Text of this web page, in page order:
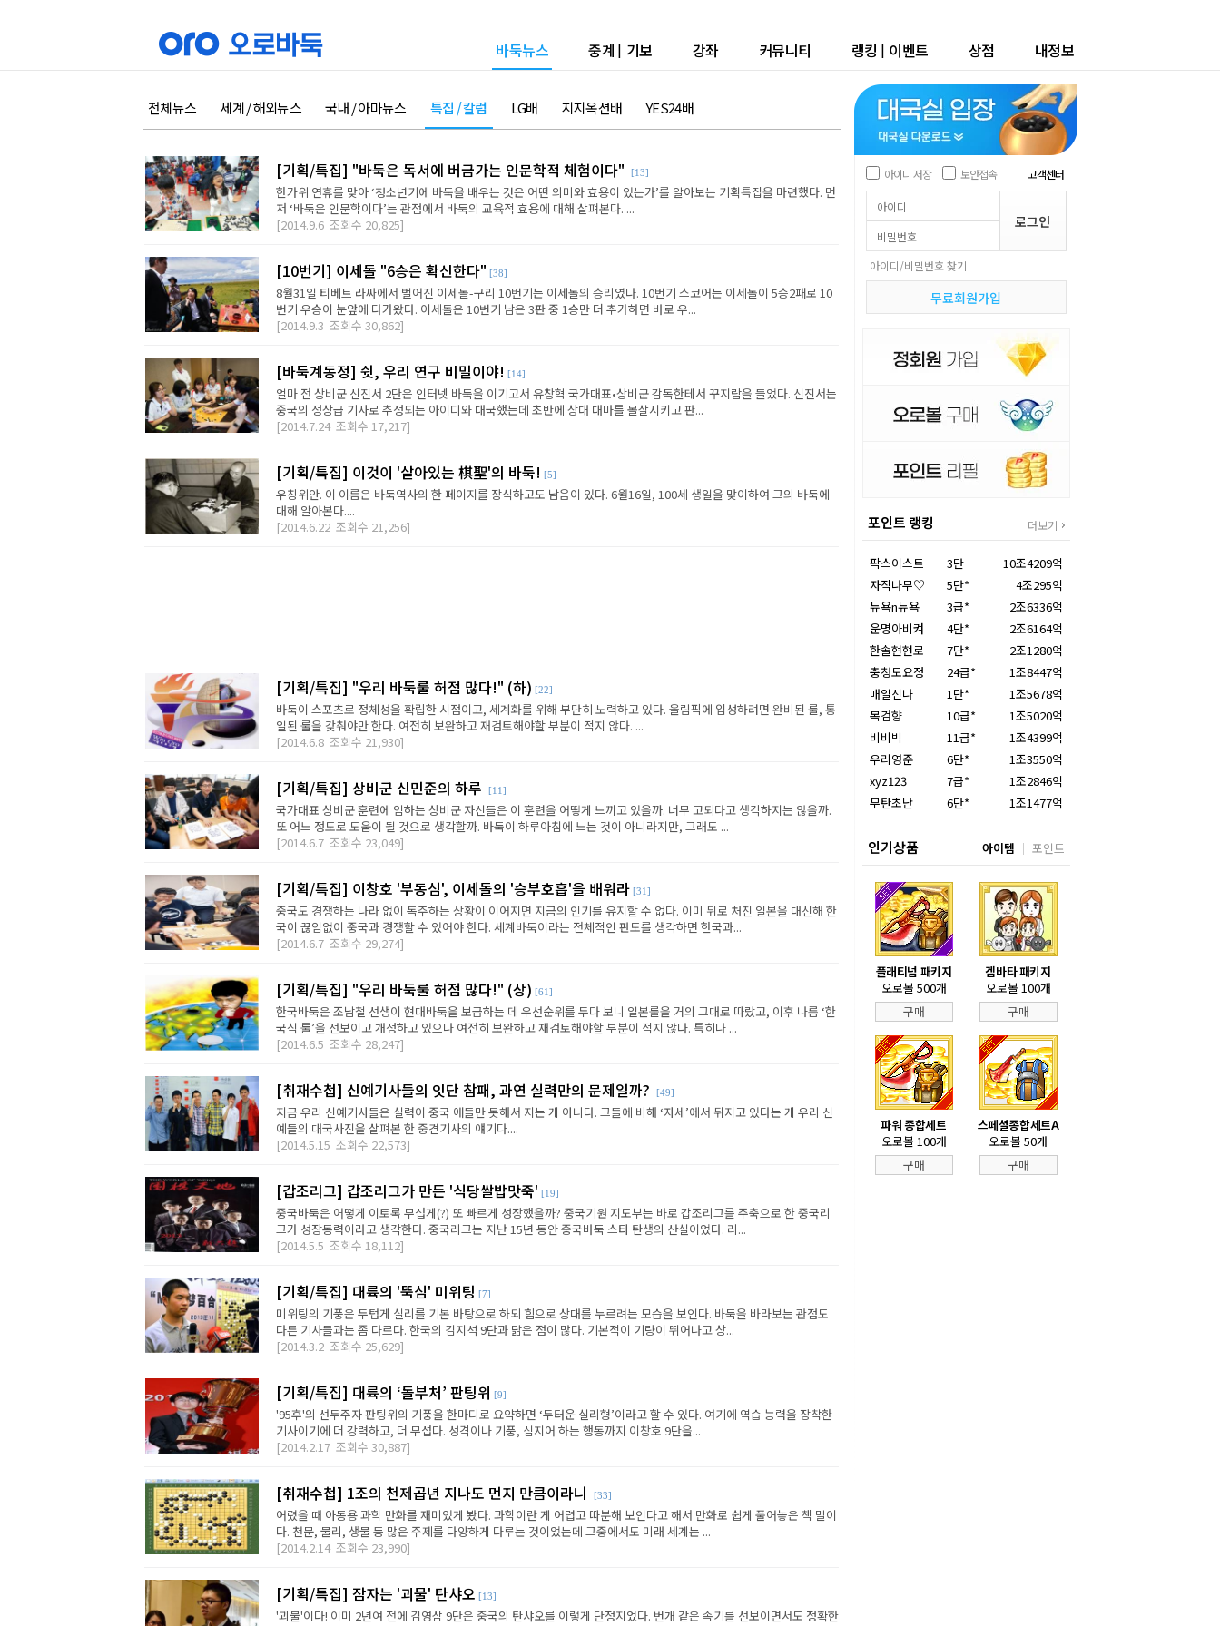
바둑뉴스 중계 | 기보 강좌 커뮤니티 랭킹 | 이벤트 상점 내정보
전체뉴스 세계 / 해외뉴스 국내 / 아마뉴스 특집 / 칼럼 LG배 지지옥션배 YES24배
[기획/특집] "바둑은 독서에 버금가는 인문학적 체험이다" [13]
한가위 연휴를 맞아 ‘청소년기에 바둑을 배우는 것은 어떤 의미와 효용이 있는가’를 알아보는 기획특집을 마련했다. 먼
저 ‘바둑은 인문학이다’는 관점에서 바둑의 교육적 효용에 대해 살펴본다. ...
[2014.9.6 조회수 20,825]
[10번기] 이세돌 "6승은 확신한다" [38]
8월31일 티베트 라싸에서 벌어진 이세돌-구리 10번기는 이세돌의 승리였다. 10번기 스코어는 이세돌이 5승2패로 10
번기 우승이 눈앞에 다가왔다. 이세돌은 10번기 남은 3판 중 1승만 더 추가하면 바로 우...
[2014.9.3 조회수 30,862]
[바둑계동정] 쉿, 우리 연구 비밀이야! [14]
얼마 전 상비군 신진서 2단은 인터넷 바둑을 이기고서 유창혁 국가대표•상비군 감독한테서 꾸지람을 들었다. 신진서는
중국의 정상급 기사로 추정되는 아이디와 대국했는데 초반에 상대 대마를 몰살시키고 판...
[2014.7.24 조회수 17,217]
[기획/특집] 이것이 '살아있는 棋聖'의 바둑! [5]
우칭위안. 이 이름은 바둑역사의 한 페이지를 장식하고도 남음이 있다. 6월16일, 100세 생일을 맞이하여 그의 바둑에
대해 알아본다....
[2014.6.22 조회수 21,256]
[기획/특집] "우리 바둑룰 허점 많다!" (하) [22]
바둑이 스포츠로 정체성을 확립한 시점이고, 세계화를 위해 부단히 노력하고 있다. 올림픽에 입성하려면 완비된 룰, 통
일된 룰을 갖춰야만 한다. 여전히 보완하고 재검토해야할 부분이 적지 않다. ...
[2014.6.8 조회수 21,930]
[기획/특집] 상비군 신민준의 하루 [11]
국가대표 상비군 훈련에 임하는 상비군 자신들은 이 훈련을 어떻게 느끼고 있을까. 너무 고되다고 생각하지는 않을까.
또 어느 정도로 도움이 될 것으로 생각할까. 바둑이 하루아침에 느는 것이 아니라지만, 그래도 ...
[2014.6.7 조회수 23,049]
[기획/특집] 이창호 '부동심', 이세돌의 '승부호흡'을 배워라 [31]
중국도 경쟁하는 나라 없이 독주하는 상황이 이어지면 지금의 인기를 유지할 수 없다. 이미 뒤로 처진 일본을 대신해 한
국이 끊임없이 중국과 경쟁할 수 있어야 한다. 세계바둑이라는 전체적인 판도를 생각하면 한국과...
[2014.6.7 조회수 29,274]
[기획/특집] "우리 바둑룰 허점 많다!" (상) [61]
한국바둑은 조남철 선생이 현대바둑을 보급하는 데 우선순위를 두다 보니 일본룰을 거의 그대로 따랐고, 이후 나름 ‘한
국식 룰’을 선보이고 개정하고 있으나 여전히 보완하고 재검토해야할 부분이 적지 않다. 특히나 ...
[2014.6.5 조회수 28,247]
[취재수첩] 신예기사들의 잇단 참패, 과연 실력만의 문제일까? [49]
지금 우리 신예기사들은 실력이 중국 애들만 못해서 지는 게 아니다. 그들에 비해 ‘자세’에서 뒤지고 있다는 게 우리 신
예들의 대국사진을 살펴본 한 중견기사의 얘기다....
[2014.5.15 조회수 22,573]
[갑조리그] 갑조리그가 만든 '식당쌀밥맛죽' [19]
중국바둑은 어떻게 이토록 무섭게(?) 또 빠르게 성장했을까? 중국기원 지도부는 바로 갑조리그를 주축으로 한 중국리
그가 성장동력이라고 생각한다. 중국리그는 지난 15년 동안 중국바둑 스타 탄생의 산실이었다. 리...
[2014.5.5 조회수 18,112]
[기획/특집] 대륙의 '뚝심' 미위팅 [7]
미위팅의 기풍은 두텁게 실리를 기본 바탕으로 하되 힘으로 상대를 누르려는 모습을 보인다. 바둑을 바라보는 관점도
다른 기사들과는 좀 다르다. 한국의 김지석 9단과 닮은 점이 많다. 기본적이 기량이 뛰어나고 상...
[2014.3.2 조회수 25,629]
[기획/특집] 대륙의 ‘돌부처’ 판팅위 [9]
'95후'의 선두주자 판팅위의 기풍을 한마디로 요약하면 ‘두터운 실리형’이라고 할 수 있다. 여기에 역습 능력을 장착한
기사이기에 더 강력하고, 더 무섭다. 성격이나 기풍, 심지어 하는 행동까지 이창호 9단을...
[2014.2.17 조회수 30,887]
[취재수첩] 1조의 천제곱년 지나도 먼지 만큼이라니 [33]
어렸을 때 아동용 과학 만화를 재미있게 봤다. 과학이란 게 어렵고 따분해 보인다고 해서 만화로 쉽게 풀어놓은 책 말이
다. 천문, 물리, 생물 등 많은 주제를 다양하게 다루는 것이었는데 그중에서도 미래 세계는 ...
[2014.2.14 조회수 23,990]
[기획/특집] 잠자는 '괴물' 탄샤오 [13]
'괴물'이다! 이미 2년여 전에 김영삼 9단은 중국의 탄샤오를 이렇게 단정지었다. 번개 같은 속기를 선보이면서도 정확한
아이디 저장 보안접속 고객센터
아이디/비밀번호 찾기
무료회원가입
포인트 랭킹 더보기
팍스이스트 3단
10조4209억
자작나무♡
5단*
4조295억
뉴욕n뉴욕
3급*
2조6336억
운명아비켜
4단*
2조6164억
한솔현현로
7단*
2조1280억
충청도요정
24급*
1조8447억
매일신나
1단*
1조5678억
목검향
10급*
1조5020억
비비빅
11급*
1조4399억
우리영준
6단*
1조3550억
xyz123
7급*
1조2846억
무탄초난
6단* 1조1477억
인기상품 아이템 포인트
플래티넘 패키지
오로볼 500개
구매
겜바타 패키지
오로볼 100개
구매
파워 종합세트
오로볼 100개
구매
스페셜종합세트A
오로볼 50개
구매